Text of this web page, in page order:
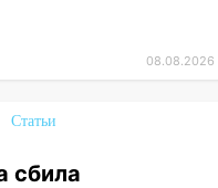
ливнёвки,
08.08.2026
Статьи
сбила